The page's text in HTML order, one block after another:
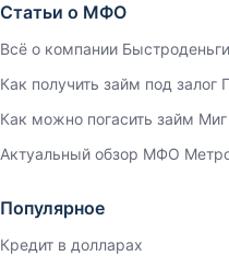
Статьи о МФО
Всё о компании Быстроденьги
Как получить займ под залог
Как можно погасить займ
Актуальный обзор МФО
Популярное
Кредит в долларах